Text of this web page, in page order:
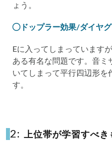
ょう。
ドップラー効果/ダイヤ
Eに入ってしまっています
ある有名な問題です。音ミ
いてしまって平行四辺形を
す。
2: 上位帯が学習すべき